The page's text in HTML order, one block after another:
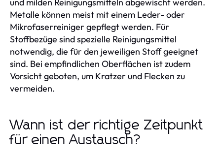
Metalle können meist mit einem Leder- oder
Mikrofaserreiniger gepflegt werden. Für
Stoffbezüge sind spezielle Reinigungsmittel
notwendig, die für den jeweiligen Stoff geeignet
sind. Bei empfindlichen Oberflächen ist zudem
Vorsicht geboten, um Kratzer und Flecken zu
vermeiden.
Wann ist der richtige Zeitpunkt
für einen Austausch?